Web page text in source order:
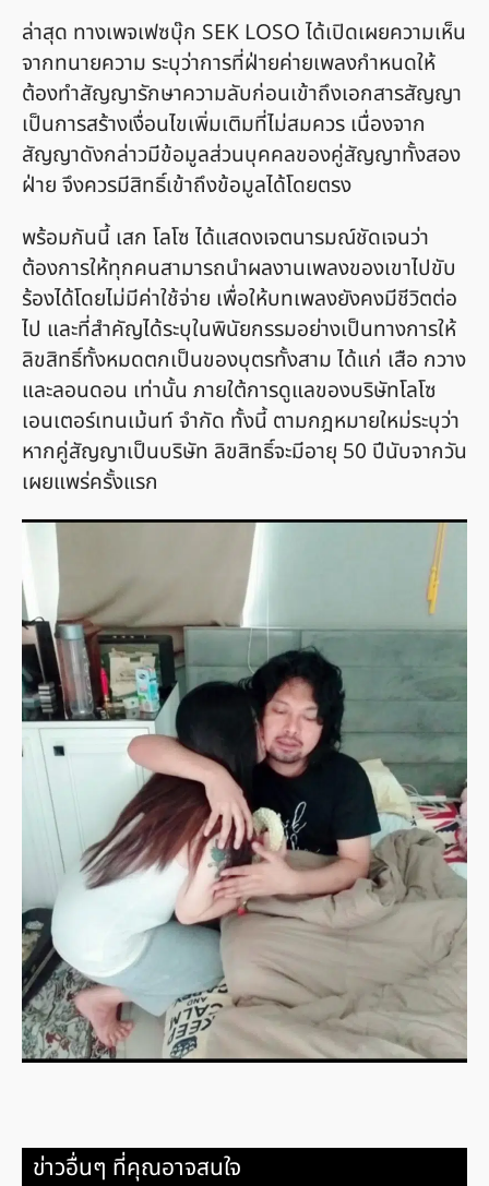
ล่าสุด ทางเพจเฟซบุ๊ก SEK LOSO ได้เปิดเผยความเห็น
จากทนายความ ระบุว่าการที่ฝ่ายค่ายเพลงกำหนดให้
ต้องทำสัญญารักษาความลับก่อนเข้าถึงเอกสารสัญญา
เป็นการสร้างเงื่อนไขเพิ่มเติมที่ไม่สมควร เนื่องจาก
สัญญาดังกล่าวมีข้อมูลส่วนบุคคลของคู่สัญญาทั้งสอง
ฝ่าย จึงควรมีสิทธิ์เข้าถึงข้อมูลได้โดยตรง
พร้อมกันนี้ เสก โลโซ ได้แสดงเจตนารมณ์ชัดเจนว่า
ต้องการให้ทุกคนสามารถนำผลงานเพลงของเขาไปขับ
ร้องได้โดยไม่มีค่าใช้จ่าย เพื่อให้บทเพลงยังคงมีชีวิตต่อ
ไป และที่สำคัญได้ระบุในพินัยกรรมอย่างเป็นทางการให้
ลิขสิทธิ์ทั้งหมดตกเป็นของบุตรทั้งสาม ได้แก่ เสือ กวาง
และลอนดอน เท่านั้น ภายใต้การดูแลของบริษัทโลโซ
เอนเตอร์เทนเม้นท์ จำกัด ทั้งนี้ ตามกฎหมายใหม่ระบุว่า
หากคู่สัญญาเป็นบริษัท ลิขสิทธิ์จะมีอายุ 50 ปีนับจากวัน
เผยแพร่ครั้งแรก
ข่าวอื่นๆ ที่คุณอาจสนใจ